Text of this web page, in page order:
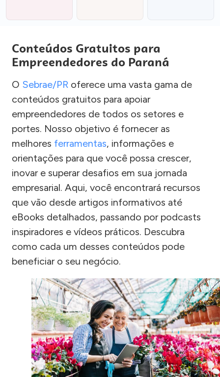
Conteúdos Gratuitos para
Empreendedores do Paraná
O Sebrae/PR oferece uma vasta gama de
conteúdos gratuitos para apoiar
empreendedores de todos os setores e
portes. Nosso objetivo é fornecer as
melhores ferramentas, informações e
orientações para que você possa crescer,
inovar e superar desafios em sua jornada
empresarial. Aqui, você encontrará recursos
que vão desde artigos informativos até
eBooks detalhados, passando por podcasts
inspiradores e vídeos práticos. Descubra
como cada um desses conteúdos pode
beneficiar o seu negócio.